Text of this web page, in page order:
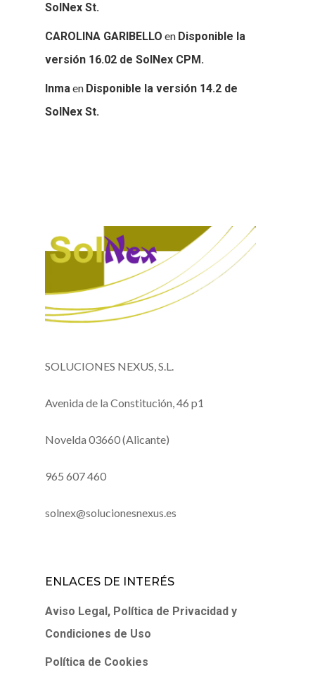
SolNex St.
CAROLINA GARIBELLO en Disponible la
versión 16.02 de SolNex CPM.
Inmaen Disponible la versión 14.2 de
SolNex St.
SOLUCIONES NEXUS, S.L.
Avenida de la Constitución, 46 p1
Novelda 03660 (Alicante)
965 607 460
solnex@solucionesnexus.es
ENLACES DE INTERÉS
Aviso Legal, Política de Privacidad y
Condiciones de Uso
Política de Cookies